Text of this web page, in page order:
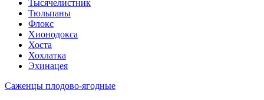
Тысячелистник
Тюльпаны
Флокс
Хионодокса
Хоста
Хохлатка
Эхинацея
Саженцы плодово-ягодные